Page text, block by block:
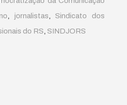
jornalistas
Sindicato dos
do RS SINDJORS